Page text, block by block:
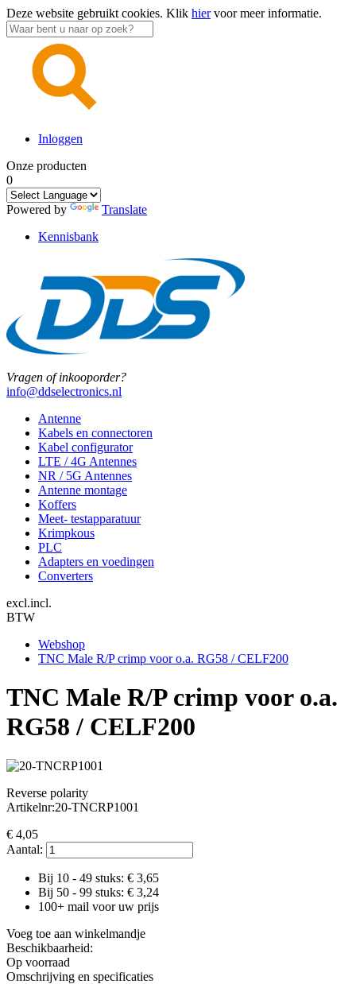
Deze website gebruikt cookies. Klik hiervoor meer informatie.
Inloggen
Onze producten
0
Powered by
Translate
Kennisbank
Vragen of inkooporder?
info@ddselectronics.nl
Antenne
Kabels en connectoren
Kabel configurator
LTE / 4G Antennes
NR / 5G Antennes
Antenne montage
Koffers
Meet- testapparatuur
Krimpkous
PLC
Adapters en voedingen
Converters
excl.incl.
BTW
Webshop
TNC Male R/P crimp voor o.a. RG58 / CELF200
TNC Male R/P crimp voor o.a.
RG58 / CELF200
Reverse polarity
Artikelnr:20-TNCRP1001
€ 4,05
Aantal:
Bij 10 - 49 stuks: € 3,65
Bij 50 - 99 stuks: € 3,24
100+ mail voor uw prijs
Voeg toe aan winkelmandje
Beschikbaarheid:
Op voorraad
Omschrijving en specificaties